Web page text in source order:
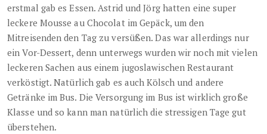
erstmal gab es Essen. Astrid und Jörg hatten eine super
leckere Mousse au Chocolat im Gepäck, um den
Mitreisenden den Tag zu versüßen. Das war allerdings nur
ein Vor-Dessert, denn unterwegs wurden wir noch mit vielen
leckeren Sachen aus einem jugoslawischen Restaurant
verköstigt. Natürlich gab es auch Kölsch und andere
Getränke im Bus. Die Versorgung im Bus ist wirklich große
Klasse und so kann man natürlich die stressigen Tage gut
überstehen.